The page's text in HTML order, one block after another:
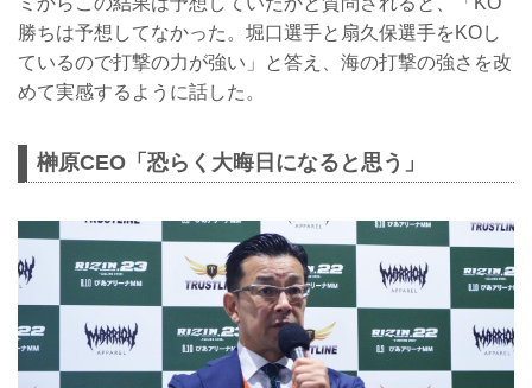
勝ちは予想してなかった。堀口選手と扇久保選手をKOし
ているので打撃の力が強い」と答え、海の打撃の強さを改
めて実感するように話した。
榊原CEO「恐らく大晦日になると思う」